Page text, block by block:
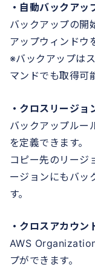
・自動バックアッ
バックアップの開
アップウィンドウ
※バックアップは
マンドでも取得可
・クロスリージョ
バックアップルー
を定義できます。
コピー先のリージ
ージョンにもバッ
す。
・クロスアカウン
AWS
プができます。